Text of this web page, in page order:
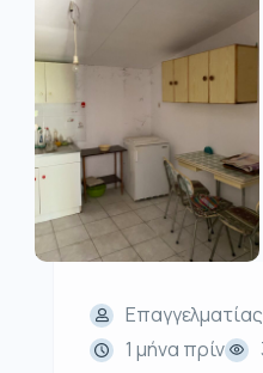
Επαγγελματίας
1 μήνα πρίν